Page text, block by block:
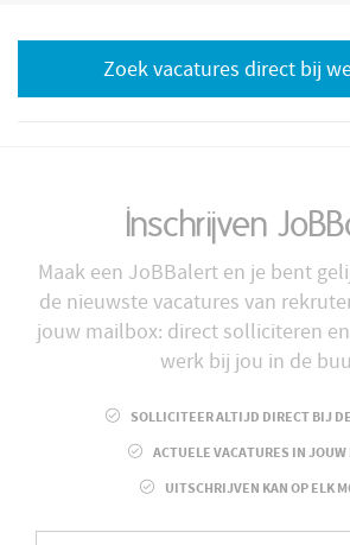
Zoek vacatures direct bij
Inschrijven
Maak een JoBBalert en je bent
de nieuwste vacatures van
jouw mailbox: direct solliciteren
werk bij jou in de
SOLLICITEER ALTIJD DIRECT BIJ
ACTUELE VACATURES IN
UITSCHRIJVEN KAN OP ELK